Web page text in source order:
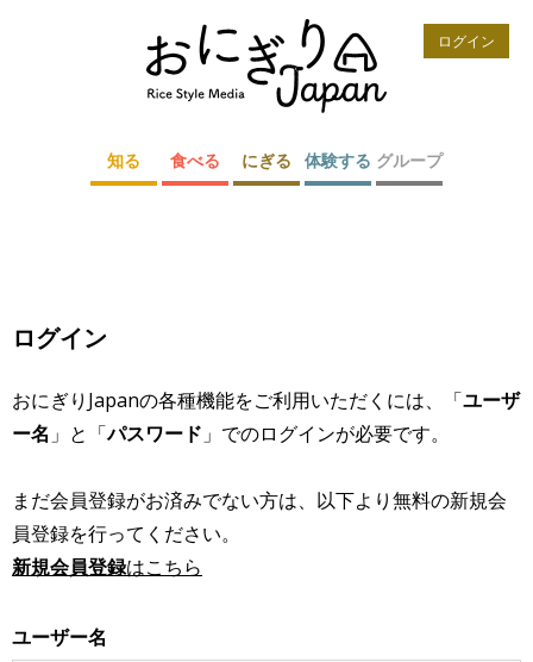
ログイン
知る 食べる にぎる 体験する グループ
ログイン
おにぎりJapanの各種機能をご利用いただくには、「ユーザ
ー名 」と「パスワード 」でのログインが必要です。
まだ会員登録がお済みでない方は、以下より無料の新規会
員登録を行ってください。
新規会員登録はこちら
ユーザー名